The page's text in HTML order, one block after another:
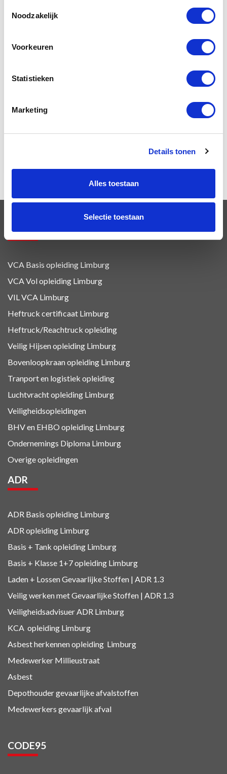
Noodzakelijk
Voorkeuren
Statistieken
Marketing
Details tonen
Alles toestaan
Selectie toestaan
Lading Zekeren
Techniek en Veiligheid
Veilig werken met de heftruck
Verkeerseducatie
OPLEIDINGEN
VCA Basis opleiding Limburg
VCA Vol opleiding Limburg
VIL VCA Limburg
Heftruck certificaat Limburg
Heftruck/Reachtruck opleiding
Veilig Hijsen opleiding Limburg
Bovenloopkraan opleiding Limburg
Tranport en logistiek opleiding
Luchtvrachtopleiding Limburg
Veiligheidsopleidingen
BHV en EHBO opleiding Limburg
Ondernemings Diploma Limburg
Overige opleidingen
ADR
ADR Basis opleiding Limburg
ADR opleiding Limburg
Basis + Tank opleiding Limburg
Basis + Klasse 1+7opleiding Limburg
Laden + Lossen Gevaarlijke Stoffen | ADR 1.3
Veilig werken met Gevaarlijke Stoffen | ADR 1.3
Veiligheidsadvisuer ADR Limburg
KCA opleiding Limburg
Asbest herkennenopleiding Limburg
Medewerker Millieustraat
Asbest
Depothouder gevaarlijke afvalstoffen
Medewerkers gevaarlijk afval
CODE95